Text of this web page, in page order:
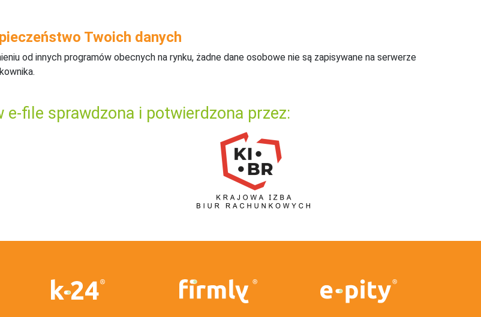
Twoich danych
od innych programów obecnych na rynku, żadne dane osobowe nie są zapisywane na serwerze
file sprawdzona i potwierdzona przez: